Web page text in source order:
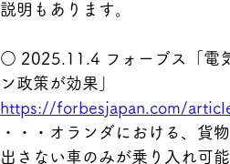
説明もあります。
○ 2025.11.4 フォーブス「電
ン政策が効果」
https://forbesjapan.com/
・・・オランダにおける、貨
出さない車のみが乗り入れ可